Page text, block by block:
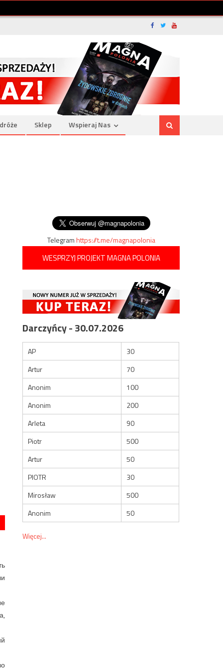
Sklep Wspieraj Nas
Telegramhttps://t.me/magnapolonia
WESPRZYJ PROJEKT MAGNA POLONIA
Darczyńcy - 30.07.2026
AP
30
Artur
70
Anonim
100
Anonim
200
Arleta
90
Piotr
500
Artur
50
PIOTR
30
Mirosław
500
Anonim
50
Więcej...